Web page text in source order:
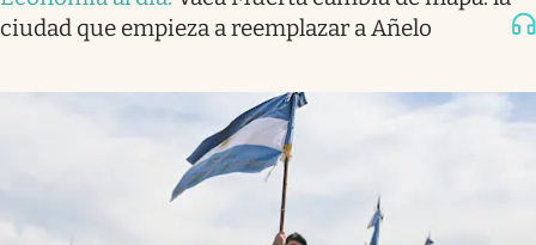
ciudad que empieza a reemplazar a Añelo